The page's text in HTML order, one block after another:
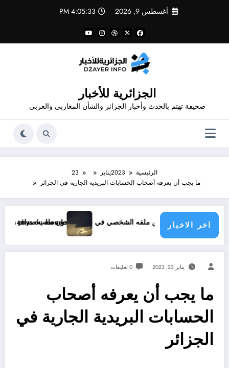
أغسطس 9, 2026 4:05:33 PM
الجزائرية للأخبار
صحيفة تهتم بالحدث وأخبار الجزائر والشأن المغاربي والعربي
الرئيسية 2023يناير
23
ما يجب أن يعرفه أصحاب الحسابات البريدية الجارية في الجزائر
اخر الاخبار
في فيسبوك دون طلب صداقة .. الاطلاع على محتوى صفحة شخص اغلق ملفه الشخصي في فيسبوك دون طلب صداقة
menace les pays du monde
يناير 23, 2023 0 تعليقات
ما يجب أن يعرفه أصحاب
الحسابات البريدية الجارية في
الجزائر